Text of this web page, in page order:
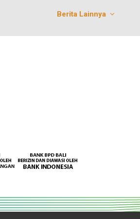
Berita Lainnya